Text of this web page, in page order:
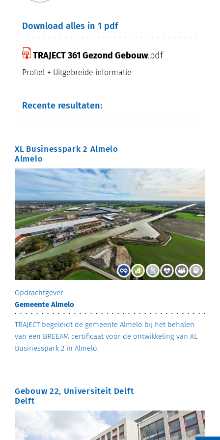
Download alles in 1 pdf
TRAJECT 361 Gezond Gebouw.pdf
Profiel + Uitgebreide informatie
Recente resultaten:
XL Businesspark 2 Almelo
Almelo
Opdrachtgever:
Gemeente Almelo
TRAJECT begeleidt de gemeente Almelo bij het behalen
van een BREEAM certificaat voor de ontwikkeling van XL
Businesspark 2 in Almelo.
Gebouw 22, Universiteit Delft
Delft